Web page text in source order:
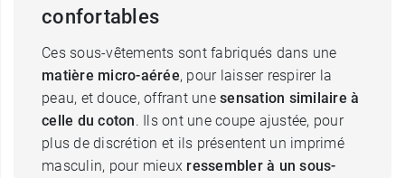
confortables
Ces sous-vêtements sont fabriqués dans une
matière micro-aérée, pour laisser respirer la
peau, et douce, offrant une sensation similaire à
celle du coton. Ils ont une coupe ajustée, pour
plus de discrétion et ils présentent un imprimé
masculin, pour mieux ressembler à un sous-